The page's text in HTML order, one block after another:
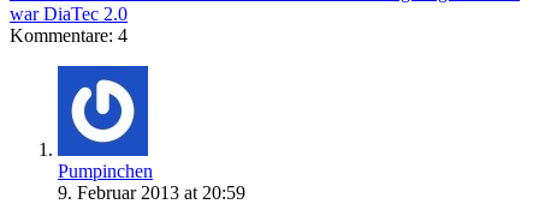
war DiaTec 2.0
Kommentare: 4
Pumpinchen
9. Februar 2013 at 20:59